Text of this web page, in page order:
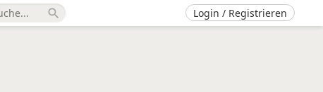
search Login / Registrieren